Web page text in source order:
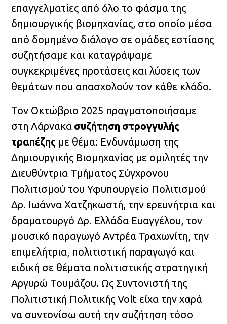
επαγγελματίες από όλο το φάσμα της
δημιουργικής βιομηχανίας, στο οποίο μέσα
από δομημένο διάλογο σε ομάδες εστίασης
συζητήσαμε και καταγράψαμε
συγκεκριμένες προτάσεις και λύσεις των
θεμάτων που απασχολούν τον κάθε κλάδο.
Τον Οκτώβριο 2025 πραγματοποιήσαμε
στη Λάρνακα συζήτηση στρογγυλής
τραπέζης με θέμα: Ενδυνάμωση της
Δημιουργικής Βιομηχανίας με ομιλητές την
Διευθύντρια Τμήματος Σύγχρονου
Πολιτισμού του Υφυπουργείο Πολιτισμού
Δρ. Ιωάννα Χατζηκωστή, την ερευνήτρια και
δραματουργό Δρ. Ελλάδα Ευαγγέλου, τον
μουσικό παραγωγό Αντρέα Τραχωνίτη, την
επιμελήτρια, πολιτιστική παραγωγό και
ειδική σε θέματα πολιτιστικής στρατηγική
Αργυρώ Τουμάζου. Ως Συντονιστή της
Πολιτιστική Πολιτικής Volt είχα την χαρά
να συντονίσω αυτή την συζήτηση τόσο